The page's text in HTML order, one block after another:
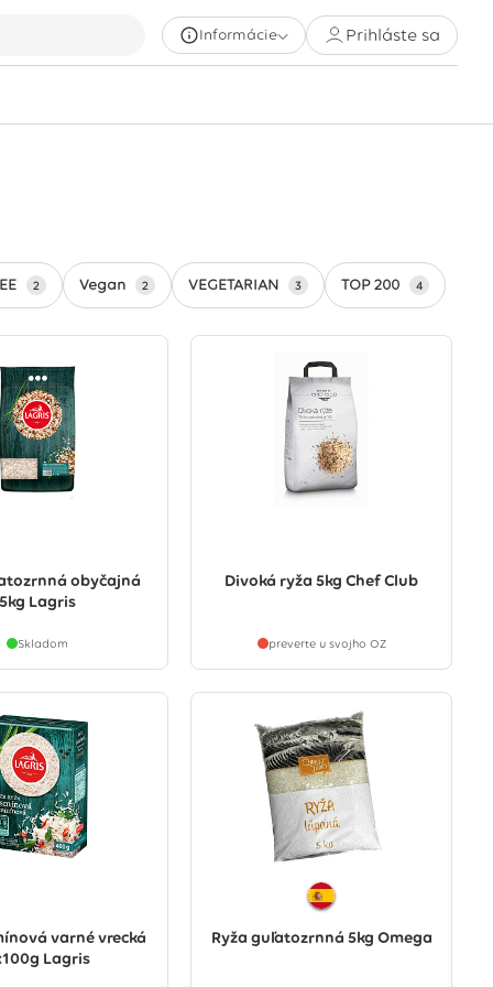
Informácie Prihláste sa
2 Vegan 2 VEGETARIAN 3 TOP 200 4
obyčajná
5kg Lagris
Skladom
Divoká ryža 5kg Chef Club
preverte u svojho OZ
varné vrecká
Lagris
Ryža guľatozrnná 5kg Omega